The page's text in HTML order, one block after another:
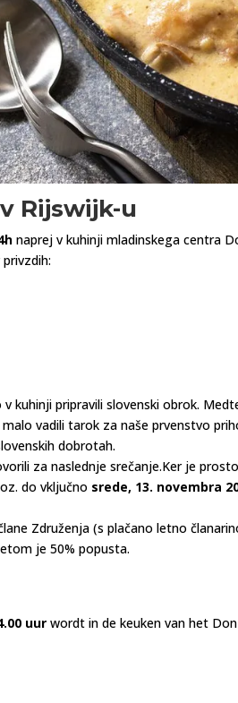
Rijswijk-u
naprej v kuhinji mladinskega centra
kuhinji pripravili slovenski obrok.
vadili tarok za naše prvenstvo
dobrotah.
za naslednje srečanje.Ker je
do vključno srede, 13. novembra
Združenja (s plačano letno
je 50% popusta.
uur wordt in de keuken van het